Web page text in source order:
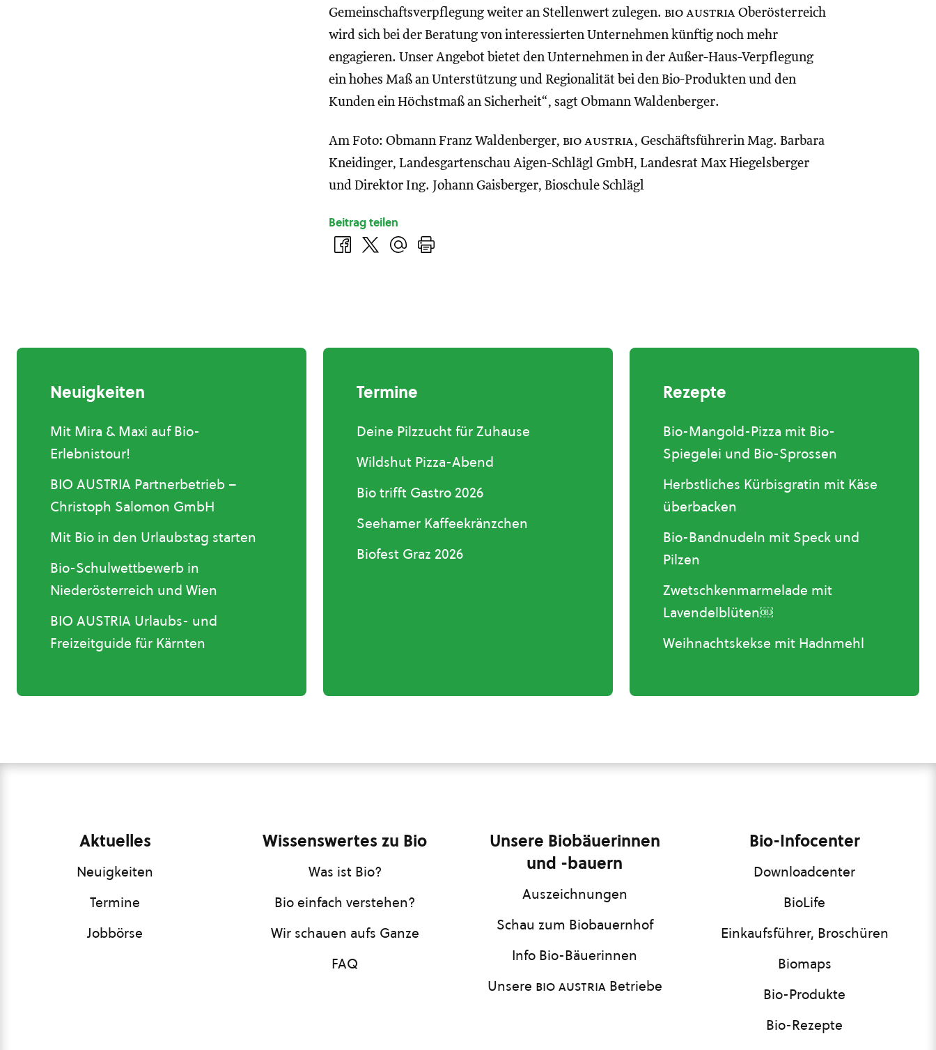
Gemeinschaftsverpflegung weiter an Stellenwert zulegen. bio austria Oberösterreich
wird sich bei der Beratung von interessierten Unternehmen künftig noch mehr
engagieren. Unser Angebot bietet den Unternehmen in der Außer-Haus-Verpflegung
ein hohes Maß an Unterstützung und Regionalität bei den Bio-Produkten und den
Kunden ein Höchstmaß an Sicherheit“, sagt Obmann Waldenberger.
Am Foto: Obmann Franz Waldenberger, bio austria, Geschäftsführerin Mag. Barbara
Kneidinger, Landesgartenschau Aigen-Schlägl GmbH, Landesrat Max Hiegelsberger
und Direktor Ing. Johann Gaisberger, Bioschule Schlägl
Beitrag teilen
Neuigkeiten
Mit Mira & Maxi auf Bio-
Erlebnistour!
BIO AUSTRIA Partnerbetrieb –
Christoph Salomon GmbH
Mit Bio in den Urlaubstag starten
Bio-Schulwettbewerb in
Niederösterreich und Wien
BIO AUSTRIA Urlaubs- und
Freizeitguide für Kärnten
Termine
Deine Pilzzucht für Zuhause
Wildshut Pizza-Abend
Bio trifft Gastro 2026
Seehamer Kaffeekränzchen
Biofest Graz 2026
Rezepte
Bio-Mangold-Pizza mit Bio-
Spiegelei und Bio-Sprossen
Herbstliches Kürbisgratin mit Käse
überbacken
Bio-Bandnudeln mit Speck und
Pilzen
Zwetschkenmarmelade mit
Lavendelblüten￼
Weihnachtskekse mit Hadnmehl
Aktuelles
Neuigkeiten
Termine
Jobbörse
Wissenswertes zu Bio
Was ist Bio?
Bio einfach verstehen?
Wir schauen aufs Ganze
FAQ
Unsere Biobäuerinnen
und -bauern
Auszeichnungen
Schau zum Biobauernhof
Info Bio-Bäuerinnen
Unsere bio austriaBetriebe
Bio-Infocenter
Downloadcenter
BioLife
Einkaufsführer, Broschüren
Biomaps
Bio-Produkte
Bio-Rezepte